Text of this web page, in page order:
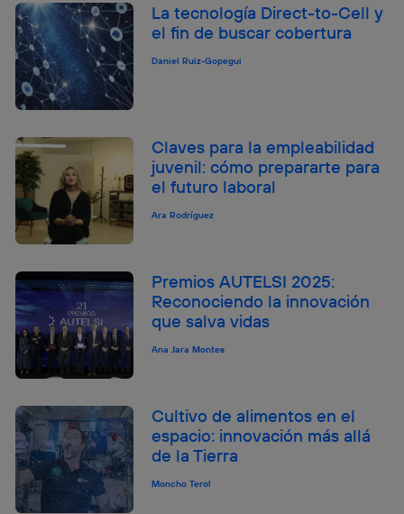
La tecnología Direct-to-Cell y
el fin de buscar cobertura
Daniel Ruiz-Gopegui
Claves para la empleabilidad
juvenil: cómo prepararte para
el futuro laboral
Ara Rodríguez
Premios AUTELSI 2025:
Reconociendo la innovación
que salva vidas
Ana Jara Montes
Cultivo de alimentos en el
espacio: innovación más allá
de la Tierra
Moncho Terol